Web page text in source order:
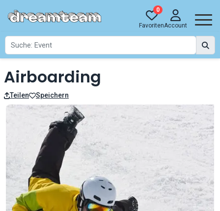
0
FavoritenAccount
Airboarding
Teilen Speichern